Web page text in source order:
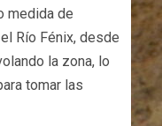
medida de
Río Fénix, desde
la zona, lo
tomar las